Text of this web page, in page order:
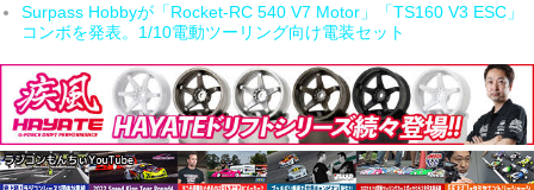
Surpass Hobbyが「Rocket-RC 540 V7 Motor」「TS160 V3 ESC」
コンボを発表。1/10電動ツーリング向け電装セット